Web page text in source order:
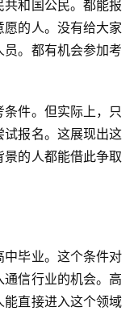
和国公民。都能报
的人。没有给大家
。都有机会参加考
件。但实际上，只
报名。这展现出这
的人都能借此争取
中毕业。这个条件对
信行业的机会。高
能直接进入这个领域